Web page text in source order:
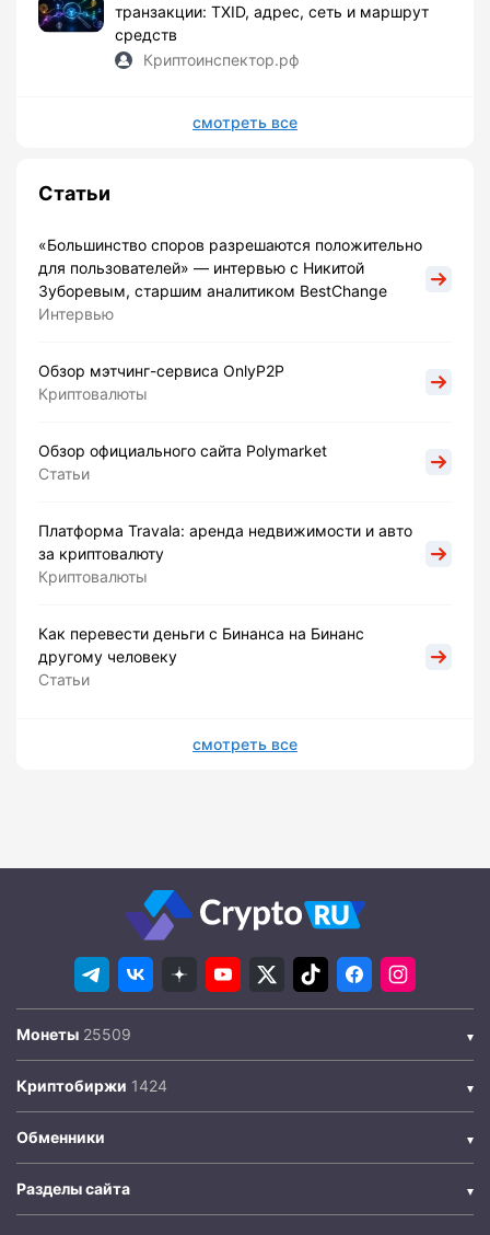
транзакции: TXID, адрес, сеть и маршрут
средств
Криптоинспектор.рф
смотреть все
Статьи
«Большинство споров разрешаются положительно
для пользователей» — интервью с Никитой
Зуборевым, старшим аналитиком BestChange
Интервью
Обзор мэтчинг-сервиса OnlyP2P
Криптовалюты
Обзор официального сайта Polymarket
Статьи
Платформа Travala: аренда недвижимости и авто
за криптовалюту
Криптовалюты
Как перевести деньги с Бинанса на Бинанс
другому человеку
Статьи
смотреть все
Монеты
Криптобиржи
Обменники
Разделы сайта